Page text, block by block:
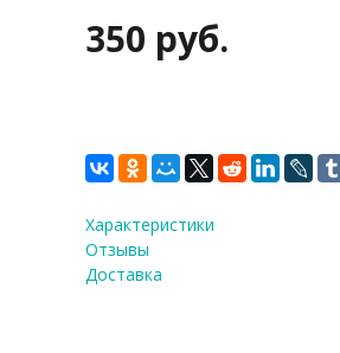
350 руб.
Характеристики
Отзывы
Доставка